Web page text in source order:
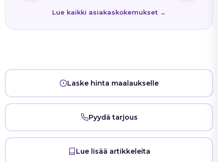
Lue kaikki asiakaskokemukset →
Laske hinta maalaukselle
Pyydä tarjous
Lue lisää artikkeleita